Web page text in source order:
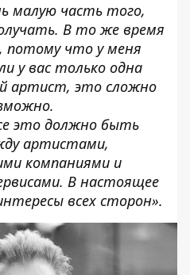
малую часть того,
В то же время
потому что у меня
у вас только одна
артист, это сложно
это должно быть
артистами,
компаниями и
В настоящее
всех сторон».